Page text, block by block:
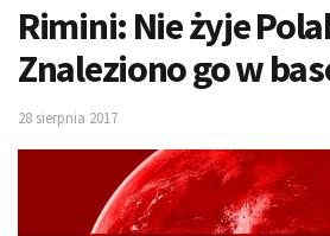
Rimini: Nie żyje
Znaleziono go w
28 sierpnia 2017